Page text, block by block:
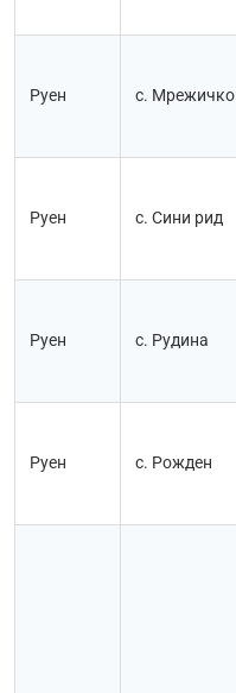
Руен с. Мрежичко
Руен с. Сини рид
Руен с. Рудина
Руен с. Рожден